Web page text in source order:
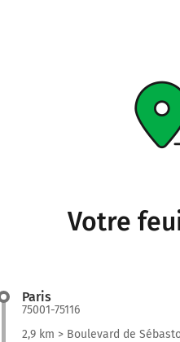
Votre
Paris
75001-75116
2,9 km > Boulevard de